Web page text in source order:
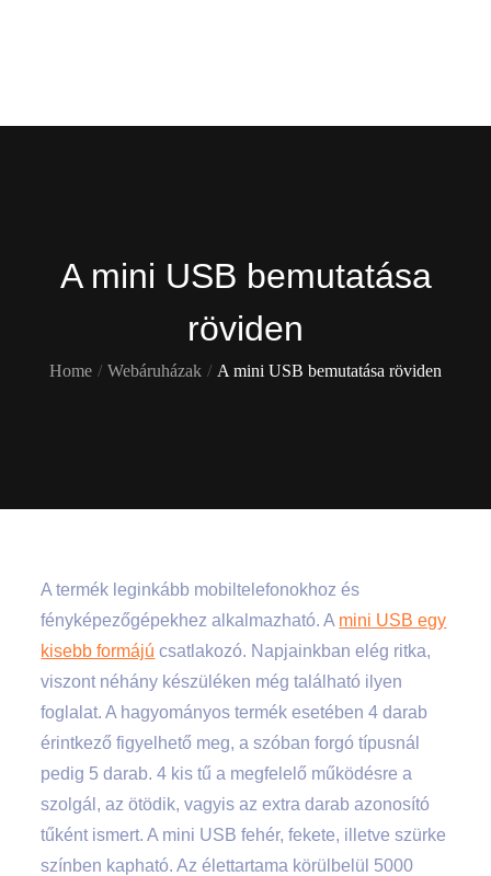
A mini USB bemutatása
röviden
Home Webáruházak A mini USB bemutatása röviden
A termék leginkább mobiltelefonokhoz és
fényképezőgépekhez alkalmazható. A mini USB egy
kisebb formájú csatlakozó. Napjainkban elég ritka,
viszont néhány készüléken még található ilyen
foglalat. A hagyományos termék esetében 4 darab
érintkező figyelhető meg, a szóban forgó típusnál
pedig 5 darab. 4 kis tű a megfelelő működésre a
szolgál, az ötödik, vagyis az extra darab azonosító
tűként ismert. A mini USB fehér, fekete, illetve szürke
színben kapható. Az élettartama körülbelül 5000